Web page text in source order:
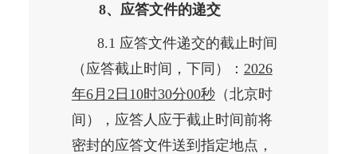
8、应答文件的递交
8.1 应答文件递交的截止时间
（应答截止时间，下同）： 2026
年6月2日10时30分00秒（北京时
间），应答人应于截止时间前将
密封的应答文件送到指定地点，